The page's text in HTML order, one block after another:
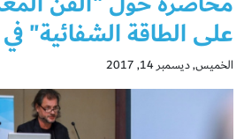
على الطاقة الشفائية"
الخميس, ديسمبر 14, 2017